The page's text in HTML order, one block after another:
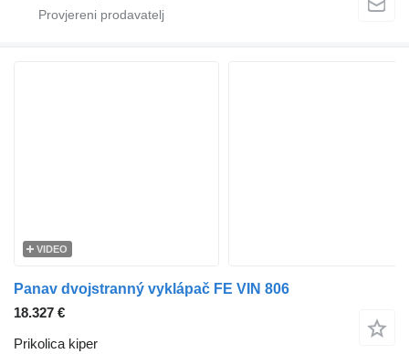
VIDEO
Panav dvojstranný vyklápač FE VIN 806
18.327 €
Prikolica kiper